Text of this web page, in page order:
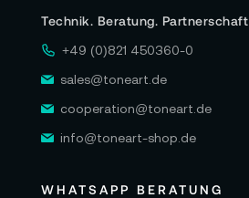
Technik. Beratung. Partnerschaft
+49 (0)821 450360-0
sales@toneart.de
cooperation@toneart.de
info@toneart-shop.de
WHATSAPP BERATUNG